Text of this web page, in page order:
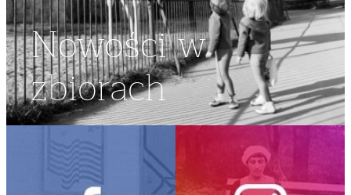
Nowości w
zbiorach